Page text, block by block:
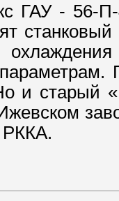
ГАУ - 56-
и старый
РККА.